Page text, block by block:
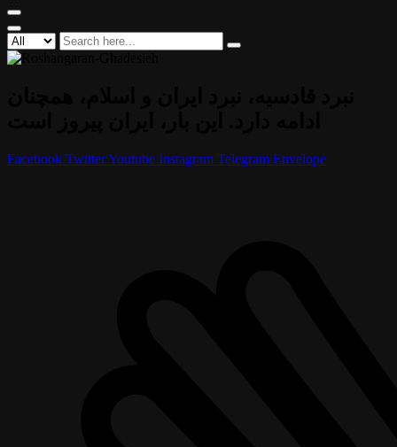
Facebook TwitterYoutube Instagram Telegram Envelope